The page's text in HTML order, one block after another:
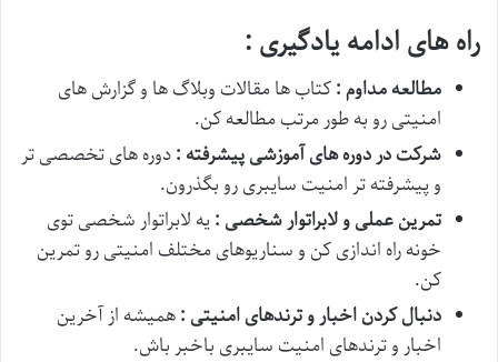
راه های ادامه یادگیری :
مطالعه مداوم :کتاب ها مقالات وبلاگ ها و گزارش های
امنیتی رو به طور مرتب مطالعه کن.
شرکت در دوره های آموزشی پیشرفته :دوره های تخصصی تر
و پیشرفته تر امنیت سایبری رو بگذرون.
تمرین عملی و لابراتوار شخصی :یه لابراتوار شخصی توی
خونه راه اندازی کن و سناریوهای مختلف امنیتی رو تمرین
کن.
دنبال کردن اخبار و ترندهای امنیتی :همیشه از آخرین
اخبار و ترندهای امنیت سایبری باخبر باش.